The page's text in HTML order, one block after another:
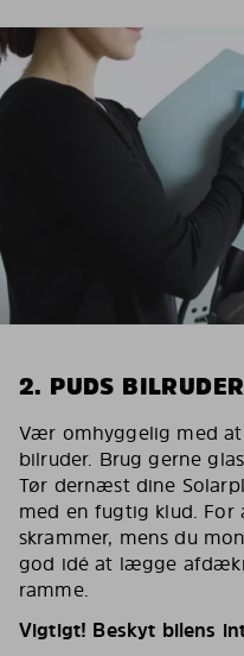
2. PUDS
Vær omhyggelig med
bilruder. Brug gerne
Tør dernæst dine
med en fugtig klud.
skrammer, mens du
god idé at lægge
ramme.
Vigtigt! Beskyt bilens